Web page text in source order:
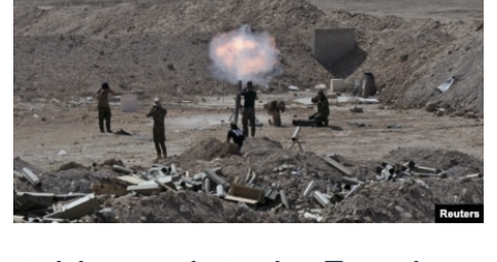
ကျော်
ကြည့်
ရန်
ပင်မ
အ
ညွန်း
စာမျက်နှာ
သို့
အမေရိကန်သုံးအီဒီယံ
မကြေးမုံရဲ့ အင်္ဂလိပ်စာ
ရုပ်ရှင်ထဲက အင်္ဂလိပ်စာ
သုတပဒေသာ အင်္ဂလိပ်စာ
အပတ်စဉ်ကဏ္ဍများ
ရေဒီယို
တီဗွီ
ရေဒီယိုနှင့်ရုပ်သံ အချက်အလက်များ
ရေဒီယို/တီဗွီအစီအစဉ်
Learning English
ဗွီအိုအေ လူမှုကွန်ယက်များ